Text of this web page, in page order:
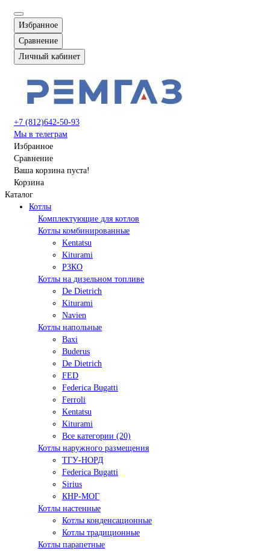
Избранное
Сравнение
Личный кабинет
+7 (812)642-50-93
Мы в телеграм
Избранное
Сравнение
Ваша корзина пуста!
Корзина
Каталог
Котлы
Комплектующие для котлов
Котлы комбинированные
Kentatsu
Kiturami
РЗКО
Котлы на дизельном топливе
De Dietrich
Kiturami
Navien
Котлы напольные
Baxi
Buderus
De Dietrich
FED
Federica Bugatti
Ferroli
Kentatsu
Kiturami
Все категории (20)
Котлы наружного размещения
ТГУ-НОРД
Federica Bugatti
Sirius
КНР-МОГ
Котлы настенные
Котлы конденсационные
Котлы традиционные
Котлы парапетные